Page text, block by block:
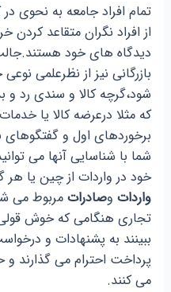
تمام افراد جامعه به نحوی
از افراد نگران متقاعد کردن
دیدگاه های خود
بازرگانی نیز از نظرعلمی
شود،گرچه کالا و سندی رد و
که مثلا درعرضه کالا یا خدمات
برخوردهای اول و گفتگوهای
شما با شناسایی آنها می
خود در واردات از چین یا هر
واردات وصادراتمربوط می
تجاری هنگامی که خوش
ببینند به پشنهادات و
پرداخت احترام می گذارند
می کنند.